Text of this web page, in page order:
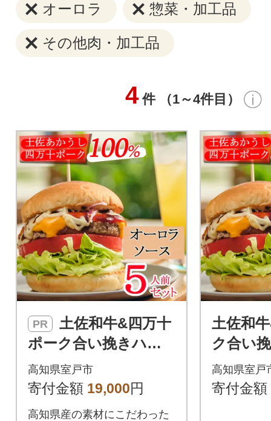
オーロラ 惣菜・加工品
その他肉・加工品
4 件 （1～4件目）
PR
ポーク合い挽きハン
バーガーセット【オ
ーロラソース】【5人
高知県室戸市
寄付金額 19,000円
高知県産の素材にこだわった
土佐和
ク合い
ガーセ
ラソー
高知県室戸
寄付金額